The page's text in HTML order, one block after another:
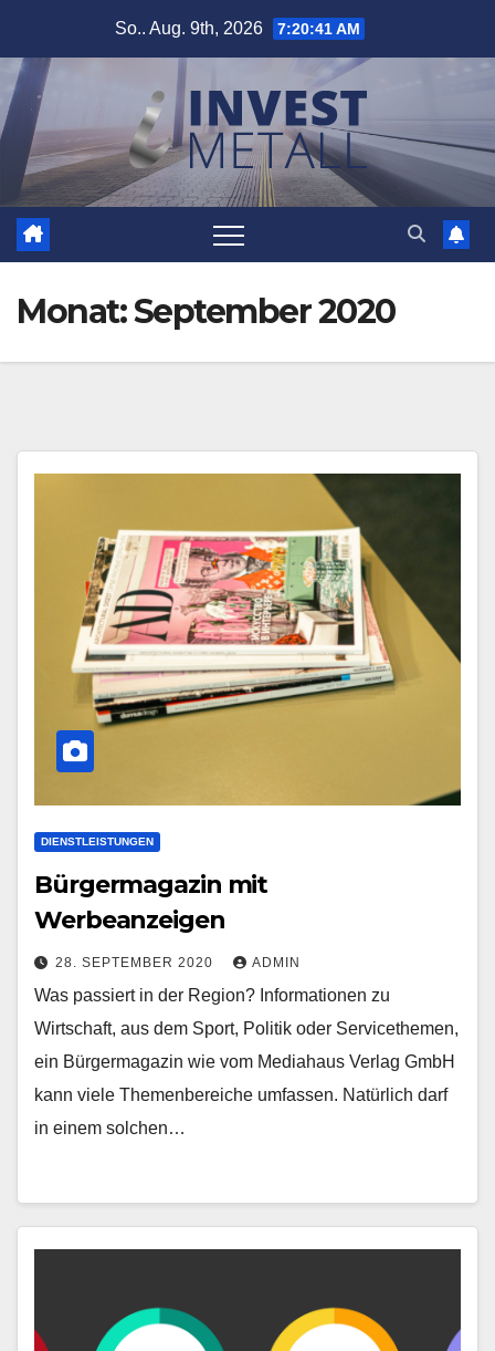
springen
So.. Aug. 9th, 2026 7:20:42 AM
Monat:September 2020
DIENSTLEISTUNGEN
Bürgermagazin mit
Werbeanzeigen
28. SEPTEMBER 2020 ADMIN
Was passiert in der Region? Informationen zu
Wirtschaft, aus dem Sport, Politik oder Servicethemen,
ein Bürgermagazin wie vom Mediahaus Verlag GmbH
kann viele Themenbereiche umfassen. Natürlich darf
in einem solchen…